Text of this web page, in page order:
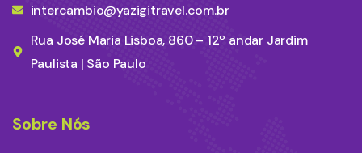
intercambio@yazigitravel.com.br
Rua José Maria Lisboa, 860 – 12º andar Jardim
Paulista | São Paulo
Sobre Nós